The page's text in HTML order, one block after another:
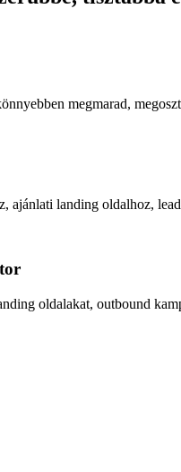
megmarad,
ajánlati landing oldalhoz,
oldalakat, outbound